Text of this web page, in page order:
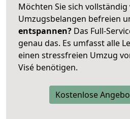
Möchten Sie sich vollständig
Umzugsbelangen befreien
entspannen? Das Full-
genau das. Es umfasst alle
einen stressfreien Umzug
Visé benötigen.
Kostenlose